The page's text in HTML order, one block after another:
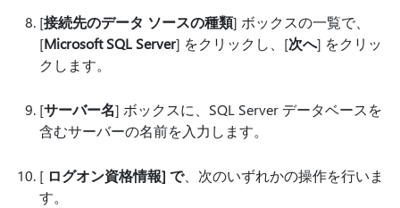
[接続先のデータ ソースの種類] ボックスの一覧で、
[Microsoft SQL Server] をクリックし、[次へ] をクリッ
クします。
[サーバー名] ボックスに、SQL Server データベースを
含むサーバーの名前を入力します。
[ ログオン資格情報] で、次のいずれかの操作を行いま
す。